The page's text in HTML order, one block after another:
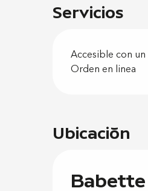
Servicios
Accesible con
Orden en linea
Ubicación
Babette